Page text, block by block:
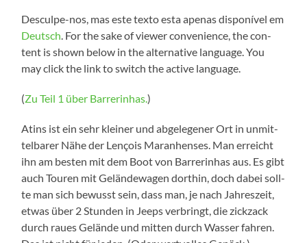
Desculpe-nos, mas este tex­to esta ape­n­as dis­poní­vel em
Deutsch. For the sake of view­er con­ve­ni­ence, the con­
tent is shown below in the alter­na­ti­ve lan­guage. You
may click the link to switch the acti­ve language.
(Zu Teil 1 über Bar­rer­in­has.)
Atins ist ein sehr klei­ner und abge­le­ge­ner Ort in unmit­
tel­ba­rer Nähe der Len­çois Maran­hen­ses. Man erreicht
ihn am bes­ten mit dem Boot von Bar­rer­in­has aus. Es gibt
auch Tou­ren mit Gelän­de­wa­gen dort­hin, doch dabei soll­
te man sich bewusst sein, dass man, je nach Jah­res­zeit,
etwas über 2 Stun­den in Jeeps ver­bringt, die zick­zack
durch rau­es Gelän­de und mit­ten durch Was­ser fah­ren.